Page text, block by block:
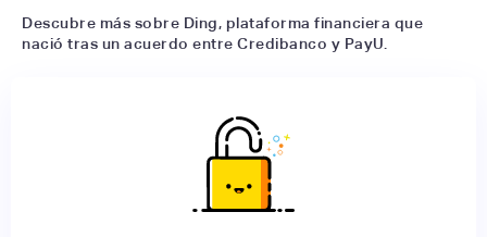
Descubre más sobre Ding, plataforma financiera que
nació tras un acuerdo entre Credibanco y PayU.